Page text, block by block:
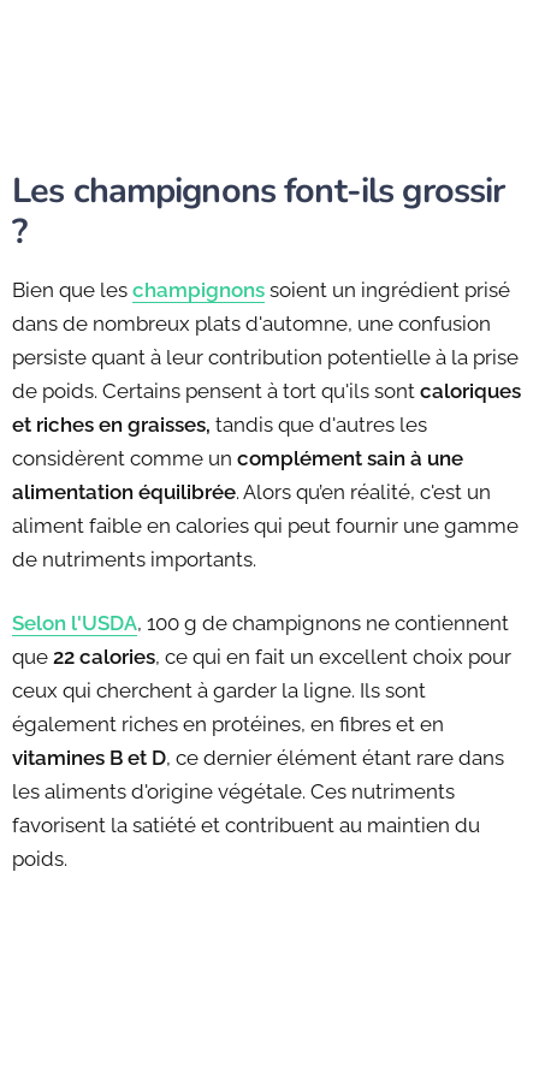
Les champignons font-ils grossir
?
Bien que les champignons soient un ingrédient prisé
dans de nombreux plats d'automne, une confusion
persiste quant à leur contribution potentielle à la prise
de poids. Certains pensent à tort qu'ils sont caloriques
et riches en graisses, tandis que d'autres les
considèrent comme un complément sain à une
alimentation équilibrée. Alors qu’en réalité, c'est un
aliment faible en calories qui peut fournir une gamme
de nutriments importants.
Selon l'USDA, 100 g de champignons ne contiennent
que 22 calories, ce qui en fait un excellent choix pour
ceux qui cherchent à garder la ligne. Ils sont
également riches en protéines, en fibres et en
vitamines B et D, ce dernier élément étant rare dans
les aliments d'origine végétale. Ces nutriments
favorisent la satiété et contribuent au maintien du
poids.